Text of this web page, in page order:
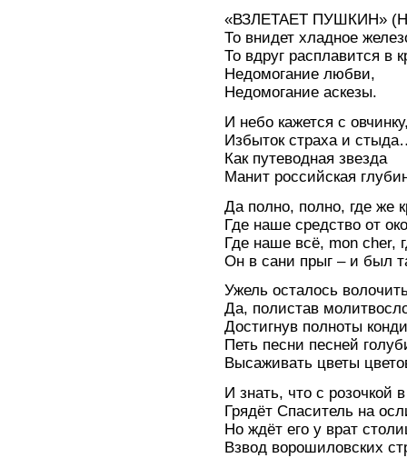
«ВЗЛЕТАЕТ ПУШКИН»
То внидет хладное
То вдруг расплавится в
Недомогание любви,
Недомогание аскезы.
И небо кажется с
Избыток страха и
Как путеводная звезда
Манит российская
Да полно, полно, где же
Где наше средство от
Где наше всё, mon cher,
Он в сани прыг – и был
Ужель осталось
Да, полистав
Достигнув полноты
Петь песни песней
Высаживать цветы
И знать, что с розочкой
Грядёт Спаситель на
Но ждёт его у врат
Взвод ворошиловских